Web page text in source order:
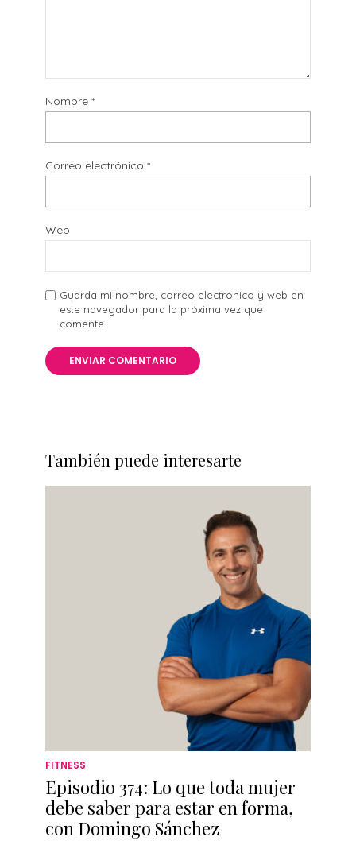
Nombre *
Correo electrónico *
Web
Guarda mi nombre, correo electrónico y web en
este navegador para la próxima vez que
comente.
También puede interesarte
FITNESS
Episodio 374: Lo que toda mujer
debe saber para estar en forma,
con Domingo Sánchez